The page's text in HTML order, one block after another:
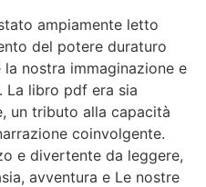
ampiamente letto
del potere duraturo
nostra immaginazione e
La libro pdf era sia
un tributo alla capacità
coinvolgente.
e divertente da leggere,
avventura e Le nostre